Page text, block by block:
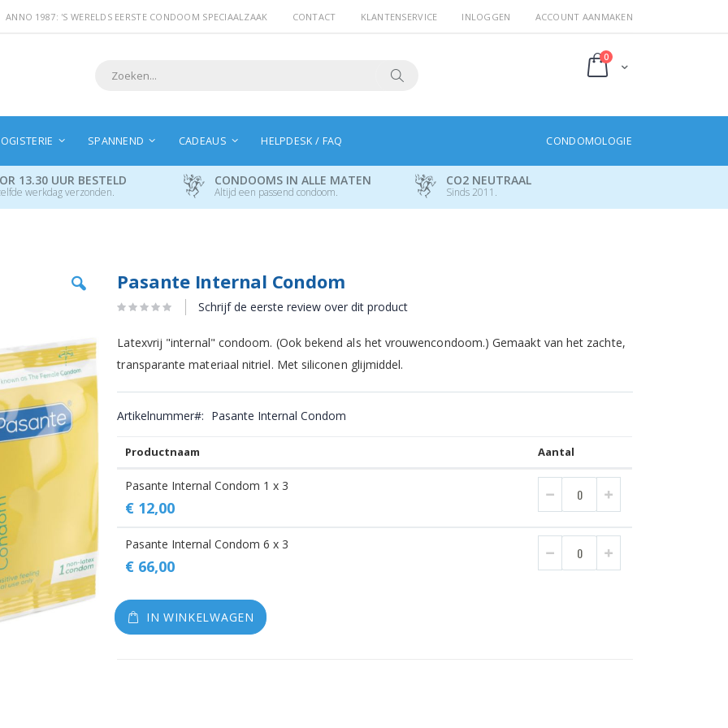
ANNO 1987: 'S WERELDS EERSTE CONDOOM SPECIAALZAAK CONTACT KLANTENSERVICE INLOGGEN ACCOUNT AANMAKEN
Cart
0producten
SPANNEND CADEAUS HELPDESK / FAQ CONDOMOLOGIE
13.30 UUR BESTELD
werkdag verzonden.
CONDOOMS IN ALLE MATEN
Altijd een passend condoom.
CO2 NEUTRAAL
Sinds 2011.
naar
begin
afbeeldingen-
Pasante Internal Condom
Schrijf de eerste review over dit product
Latexvrij "internal" condoom. (Ook bekend als het vrouwencondoom.) Gemaakt van het zachte,
transparante materiaal nitriel. Met siliconen glijmiddel.
Artikelnummer Pasante Internal Condom
productitems
Productnaam Aantal
Pasante Internal Condom 1 x 3
€ 12,00
Pasante Internal Condom 6 x 3
€ 66,00
IN WINKELWAGEN